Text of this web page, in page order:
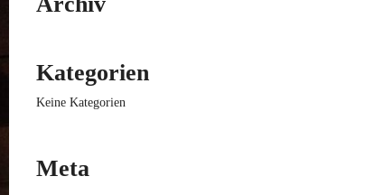
Kategorien
Keine Kategorien
Meta